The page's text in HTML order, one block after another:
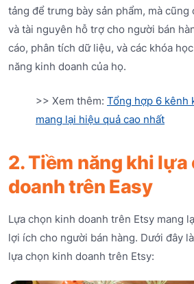
tảng để trưng bày sản phẩm, mà cũng
và tài nguyên hỗ trợ cho người bán
cáo, phân tích dữ liệu, và các khóa
năng kinh doanh của họ.
>> Xem thêm: Tổng hợp 6 kênh
mang lại hiệu quả cao nhất
2. Tiềm năng khi
doanh trên Easy
Lựa chọn kinh doanh trên Etsy mang
lợi ích cho người bán hàng. Dưới đây
lựa chọn kinh doanh trên Etsy: